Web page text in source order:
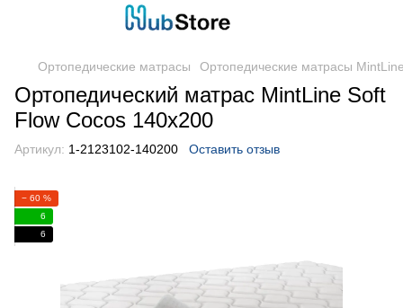
Ортопедические матрасы Ортопедические матрасы
Ортопедический матрас MintLine Soft
Flow Cocos 140x200
Артикул: 1-2123102-140200 Оставить отзыв
− 60 %
6
6